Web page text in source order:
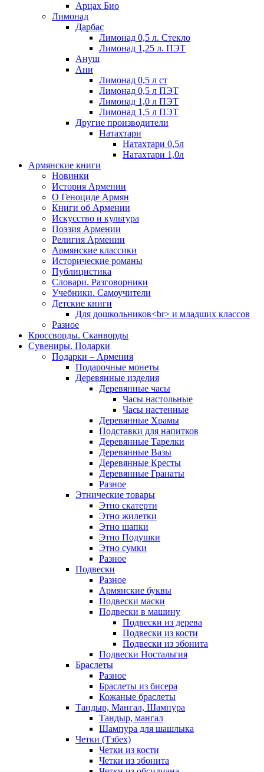
Арцах Био
Лимонад
Дарбас
Лимонад 0,5 л. Стекло
Лимонад 1,25 л. ПЭТ
Ануш
Ани
Лимонад 0,5 л ст
Лимонад 0,5 л ПЭТ
Лимонад 1,0 л ПЭТ
Лимонад 1,5 л ПЭТ
Другие производители
Натахтари
Натахтари 0,5л
Натахтари 1,0л
Армянские книги
Новинки
История Армении
О Геноциде Армян
Книги об Армении
Иcкусство и культура
Поэзия Армении
Религия Армении
Армянские классики
Исторические романы
Публицистика
Словари. Разговорники
Учебники. Самоучители
Детские книги
Для дошкольников<br> и младших классов
Разное
Кроссворды. Сканворды
Сувениры. Подарки
Подарки – Армения
Подарочные монеты
Деревянные изделия
Деревянные часы
Часы настольные
Часы настенные
Деревянные Храмы
Подставки для напитков
Деревянные Тарелки
Деревянные Вазы
Деревянные Кресты
Деревянные Гранаты
Разное
Этнические товары
Этно скатерти
Этно жилетки
Этно шапки
Этно Подушки
Этно сумки
Разное
Подвески
Разное
Армянские буквы
Подвески маски
Подвески в машину
Подвески из дерева
Подвески из кости
Подвески из эбонита
Подвески Ностальгия
Браслеты
Разное
Браслеты из бисера
Кожаные браслеты
Тандыр, Мангал, Шампура
Тандыр, мангал
Шампура для шашлыка
Четки (Тзбех)
Четки из кости
Четки из эбонита